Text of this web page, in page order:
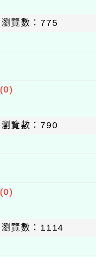
瀏覽數：775
(0)
瀏覽數：790
(0)
瀏覽數：1114